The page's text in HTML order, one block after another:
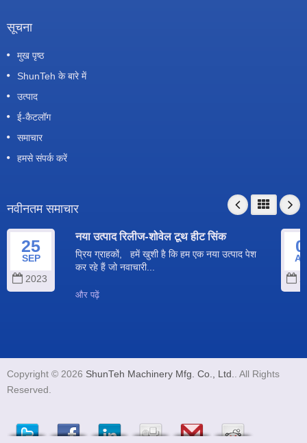
सूचना
मुख पृष्ठ
ShunTeh के बारे में
उत्पाद
ई-कैटलॉग
समाचार
हमसे संपर्क करें
नवीनतम समाचार
25
SEP
2023
नया उत्पाद रिलीज-शोवेल टूथ हीट सिंक
प्रिय ग्राहकों, हमें खुशी है कि हम एक नया उत्पाद पेश
कर रहे हैं जो नवाचारी...
और पढ़ें
Copyright © 2026 ShunTeh Machinery Mfg. Co., Ltd.. All Rights
Reserved.